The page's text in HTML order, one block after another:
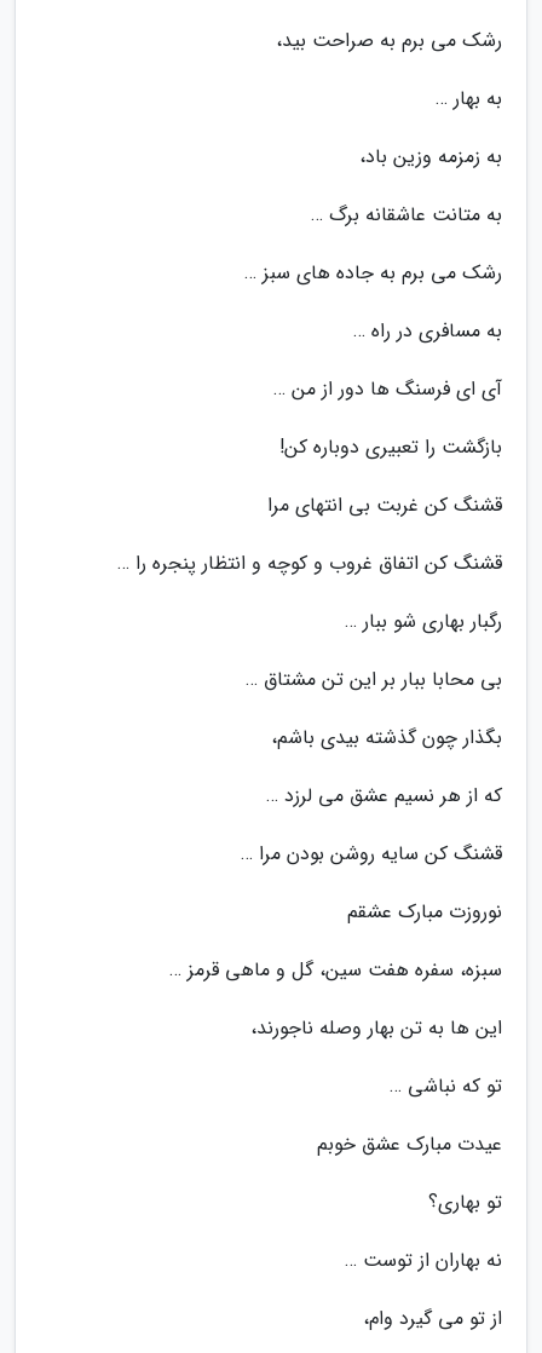
رشک می برم به صراحت بید،
به بهار …
به زمزمه وزین باد،
به متانت عاشقانه برگ …
رشک می برم به جاده های سبز …
به مسافری در راه …
آی ای فرسنگ ها دور از من …
بازگشت را تعبیری دوباره کن!
قشنگ کن غربت بی انتهای مرا
قشنگ کن اتفاق غروب و کوچه و انتظار پنجره را …
رگبار بهاری شو ببار …
بی محابا ببار بر این تن مشتاق …
بگذار چون گذشته بیدی باشم،
که از هر نسیم عشق می لرزد …
قشنگ کن سایه روشن بودن مرا …
نوروزت مبارک عشقم
سبزه، سفره هفت سین، گل و ماهی قرمز …
این ها به تن بهار وصله ناجورند،
تو که نباشی …
عیدت مبارک عشق خوبم
تو بهاری؟
نه بهاران از توست …
از تو می گیرد وام،